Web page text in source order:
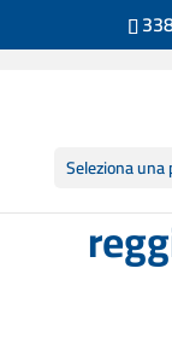
Seleziona una